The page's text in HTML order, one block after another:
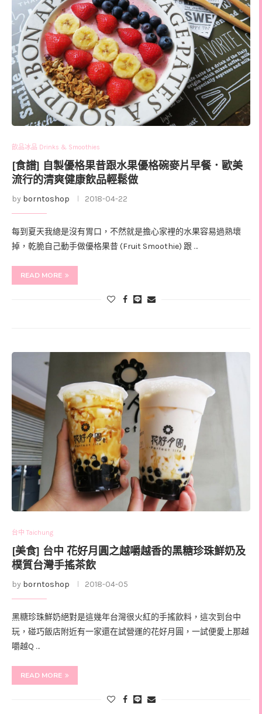
飲品冰品 Drinks & Smoothies
[食譜] 自製優格果昔跟水果優格碗麥片早餐．歐美
流行的清爽健康飲品輕鬆做
by borntoshop 2018-04-22
每到夏天我總是沒有胃口，不然就是擔心家裡的水果容易過熟壞
掉，乾脆自己動手做優格果昔 (Fruit Smoothie) 跟 …
READ MORE
台中 Taichung
[美食] 台中 花好月圓之越嚼越香的黑糖珍珠鮮奶及
樸質台灣手搖茶飲
by borntoshop 2018-04-05
黑糖珍珠鮮奶絕對是這幾年台灣很火紅的手搖飲料，這次到台中
玩，碰巧飯店附近有一家還在試營運的花好月圓，一試便愛上那越
嚼越Q …
READ MORE